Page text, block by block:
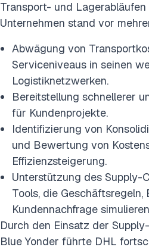
Transport- und Lagerabläufen
Unternehmen stand vor
Abwägung von
Serviceniveaus in seinen
Logistiknetzwerken.
Bereitstellung schnellerer
für Kundenprojekte.
Identifizierung von
und Bewertung von
Effizienzsteigerung.
Unterstützung des Supply-
Tools, die Geschäftsregeln,
Kundennachfrage
Durch den Einsatz der
Blue Yonder führte DHL